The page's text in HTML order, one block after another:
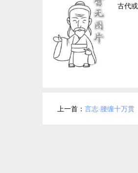
古代
上一首： 言志·腰缠十万贯